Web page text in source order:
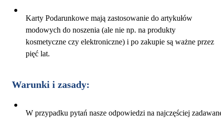
Karty Podarunkowe mają zastosowanie do artykułów
modowych do noszenia (ale nie np. na produkty
kosmetyczne czy elektroniczne) i po zakupie są ważne przez
pięć lat.
Warunki i zasady:
W przypadku pytań nasze odpowiedzi na najczęściej